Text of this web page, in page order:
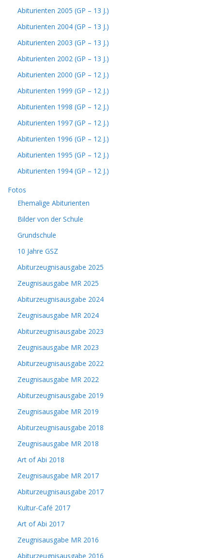
Abiturienten 2005 (GP – 13 J.)
Abiturienten 2004 (GP – 13 J.)
Abiturienten 2003 (GP – 13 J.)
Abiturienten 2002 (GP – 13 J.)
Abiturienten 2000 (GP – 12 J.)
Abiturienten 1999 (GP – 12 J.)
Abiturienten 1998 (GP – 12 J.)
Abiturienten 1997 (GP – 12 J.)
Abiturienten 1996 (GP – 12 J.)
Abiturienten 1995 (GP – 12 J.)
Abiturienten 1994 (GP – 12 J.)
Fotos
Ehemalige Abiturienten
Bilder von der Schule
Grundschule
10 Jahre GSZ
Abiturzeugnisausgabe 2025
Zeugnisausgabe MR 2025
Abiturzeugnisausgabe 2024
Zeugnisausgabe MR 2024
Abiturzeugnisausgabe 2023
Zeugnisausgabe MR 2023
Abiturzeugnisausgabe 2022
Zeugnisausgabe MR 2022
Abiturzeugnisausgabe 2019
Zeugnisausgabe MR 2019
Abiturzeugnisausgabe 2018
Zeugnisausgabe MR 2018
Art of Abi 2018
Zeugnisausgabe MR 2017
Abiturzeugnisausgabe 2017
Kultur-Café 2017
Art of Abi 2017
Zeugnisausgabe MR 2016
Abiturzeugnisausgabe 2016